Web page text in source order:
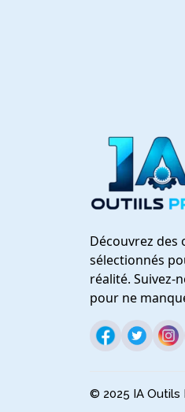
Découvrez des
sélectionnés
réalité. Suivez-
pour ne
© 2025 IA Outils